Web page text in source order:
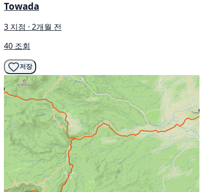
Towada
3 지점 · 2개월 전
40 조회
저장